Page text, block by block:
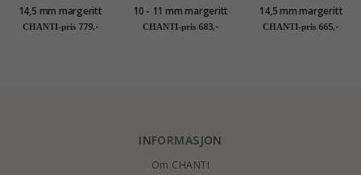
14,5 mm margeritt
øredobber i forgylt
CHANTI-pris 779,-
10 - 11 mm margeritt
øredobber i forgylt
CHANTI-pris 683,-
14,5 mm margeritt
øredobber i forgylt
CHANTI-pris 665,-
INFORMASJON
Om CHANTI